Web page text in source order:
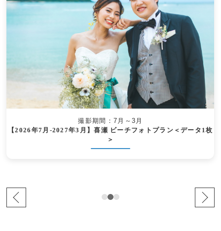
撮影期間：7月～3月
【2026年7月-2027年3月】喜瀬 ビーチフォトプラン＜データ1枚
＞